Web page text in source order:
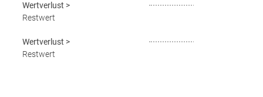
Wertverlust >
Restwert
Wertverlust >
Restwert